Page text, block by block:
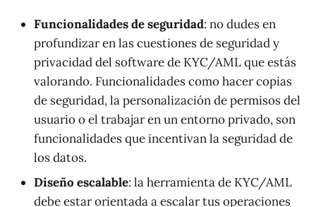
Funcionalidades de seguridad: no dudes en
profundizar en las cuestiones de seguridad y
privacidad del software de KYC/AML que estás
valorando. Funcionalidades como hacer copias
de seguridad, la personalización de permisos del
usuario o el trabajar en un entorno privado, son
funcionalidades que incentivan la seguridad de
los datos.
Diseño escalable: la herramienta de KYC/AML
debe estar orientada a escalar tus operaciones